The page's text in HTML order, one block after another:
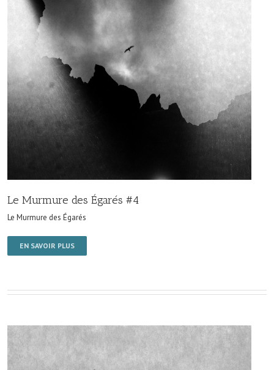
Le Murmure des Égarés #4
Le Murmure des Égarés
EN SAVOIR PLUS